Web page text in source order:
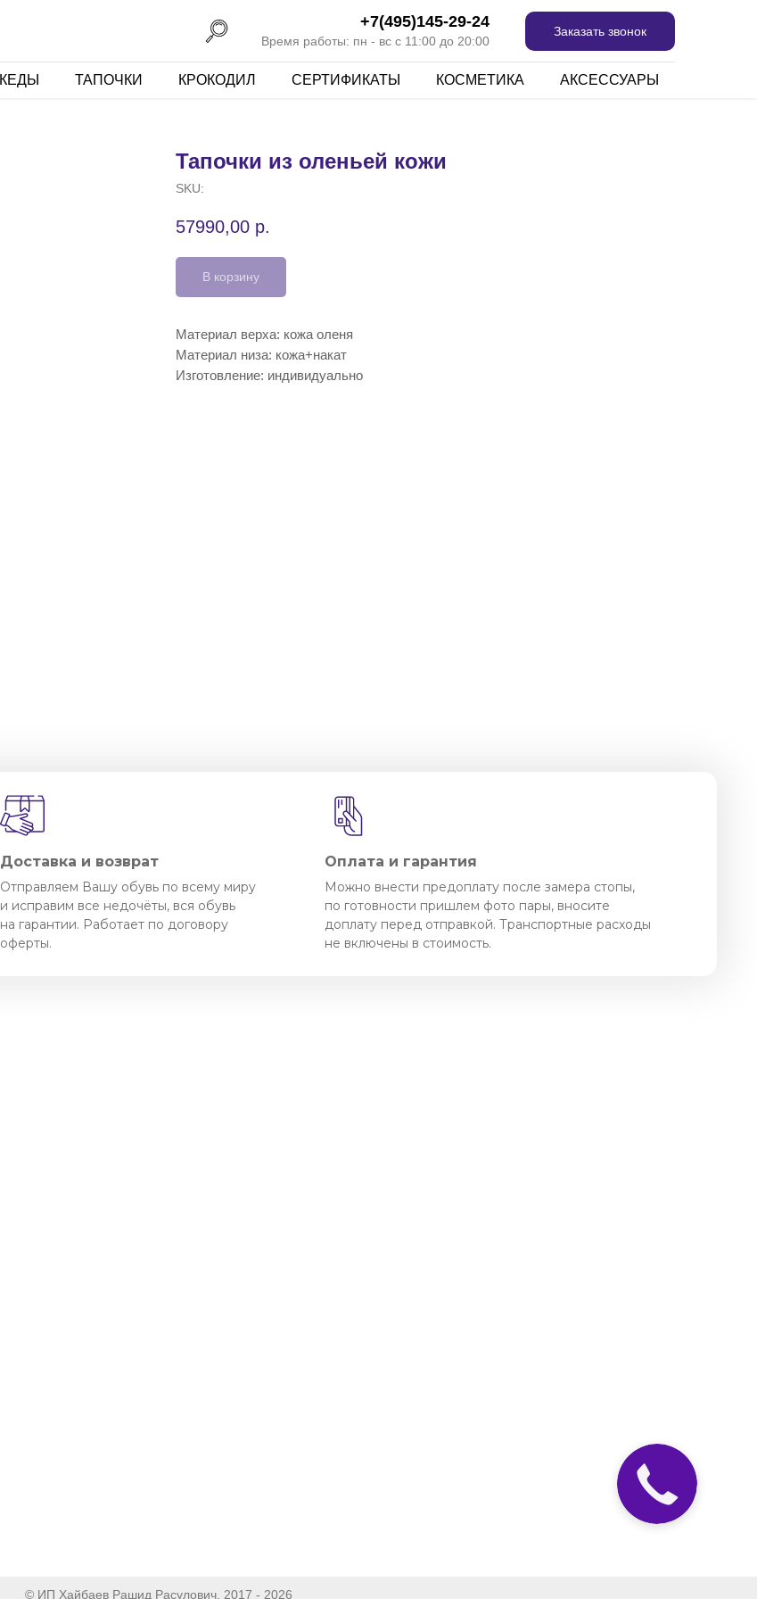
+7(495)145-29-24
Время работы: пн - вс с 11:00 до 20:00
Заказать звонок
КЕДЫ ТАПОЧКИ КРОКОДИЛ СЕРТИФИКАТЫ КОСМЕТИКА АКСЕССУАРЫ
Тапочки из оленьей кожи
SKU:
57990,00 р.
В корзину
Материал верха: кожа оленя
Материал низа: кожа+накат
Изготовление: индивидуально
Доставка и возврат
Отправляем Вашу обувь по всему миру
и исправим все недочёты, вся обувь
на гарантии. Работает по договору
оферты.
Оплата и гарантия
Можно внести предоплату после замера стопы,
по готовности пришлем фото пары, вносите
доплату перед отправкой. Транспортные расходы
не включены в стоимость.
© ИП Хайбаев Рашид Расулович, 2017 - 2026
Закажите
звонок